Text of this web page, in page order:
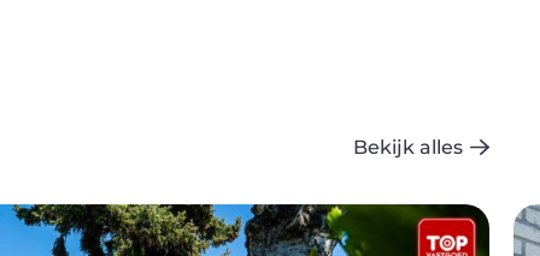
Bekijk alles